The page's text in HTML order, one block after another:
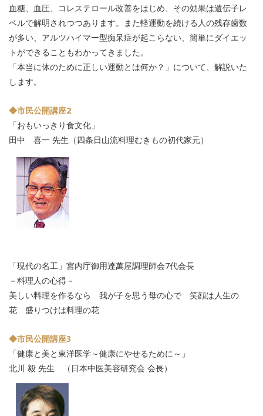
血糖、血圧、コレステロール改善をはじめ、その効果は遺伝子レ
ベルで解明されつつあります。また軽運動を続ける人の残存歯数
が多い、アルツハイマー型痴呆症が起こらない、簡単にダイエッ
トができることもわかってきました。
「本当に体のために正しい運動とは何か？」について、解説いた
します。
◆市民公開講座2
「おもいっきり食文化」
田中 喜一 先生（四条日山流料理むきもの初代家元）
「現代の名工」宮内庁御用達萬屋調理師会7代会長
－料理人の心得－
美しい料理を作るなら 我が子を思う母の心で 笑顔は人生の
花 盛りつけは料理の花
◆市民公開講座3
「健康と美と東洋医学～健康にやせるために～」
北川 毅 先生 （日本中医美容研究会 会長）